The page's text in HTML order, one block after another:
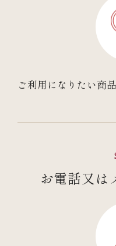
ご利用になりたい商
お電話又は